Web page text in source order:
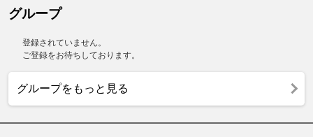
グループ
登録されていません。
ご登録をお待ちしております。
グループをもっと見る